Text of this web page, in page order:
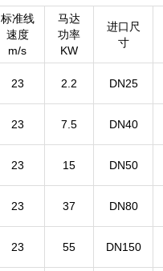
标准线
速度
m/s
马达
功率
KW
进口尺
寸
23 2.2 DN25
23 7.5 DN40
23 15 DN50
23 37 DN80
23 55 DN150